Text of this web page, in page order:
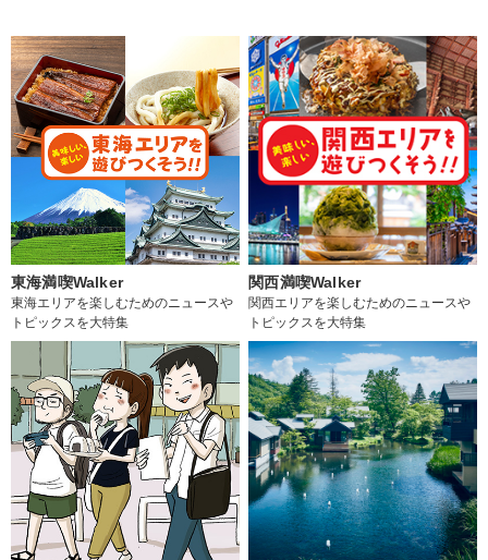
東海満喫Walker
東海エリアを楽しむためのニュースや
トピックスを大特集
関西満喫Walker
関西エリアを楽しむためのニュースや
トピックスを大特集